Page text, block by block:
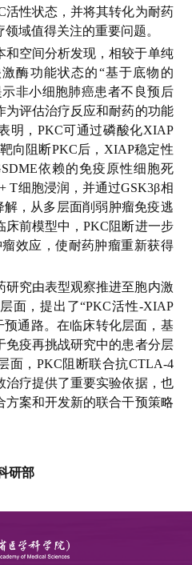
活性状态，并将其转化为耐药
域值得关注的重要问题。
和空间分析发现，相较于单纯
酶功能状态的“基于底物的
非小细胞肺癌患者不良预后
为评估治疗反应和耐药的功能
明，PKC可通过磷酸化XIAP
向阻断PKC后，XIAP稳定性
依赖的免疫原性细胞死
T细胞浸润，并通过GSK3β相
，从多层面削弱肿瘤免疫逃
床前模型中，PKC阻断进一步
效应，使耐药肿瘤重新获得
研究由表型观察推进至胞内激
面，提出了“PKC活性-XIAP
通路。在临床转化层面，基
免疫再挑战研究中的患者分层
面，PKC阻断联合抗CTLA-4
治疗提供了重要实验依据，也
方案和开发新的联合干预策略
研部